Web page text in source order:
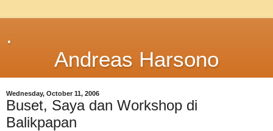
.
Andreas Harsono
Wednesday, October 11, 2006
Buset, Saya dan Workshop di
Balikpapan